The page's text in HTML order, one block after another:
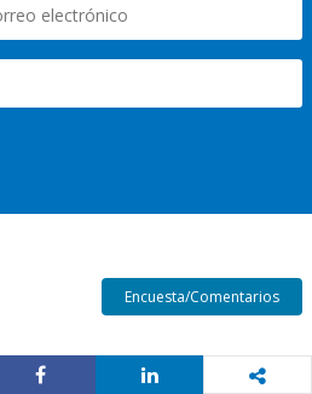
Encuesta/Comentarios